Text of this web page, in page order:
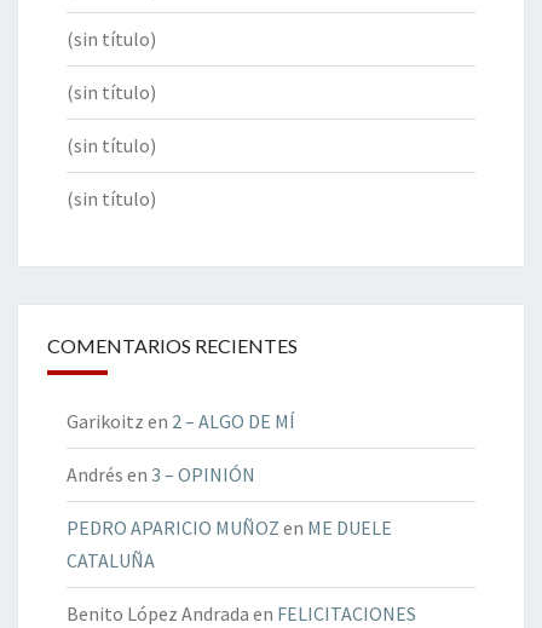
(sin título)
(sin título)
(sin título)
(sin título)
COMENTARIOS RECIENTES
Garikoitz en 2 – ALGO DE MÍ
Andrés en 3 – OPINIÓN
PEDRO APARICIO MUÑOZ en ME DUELE
CATALUÑA
Benito López Andrada en FELICITACIONES